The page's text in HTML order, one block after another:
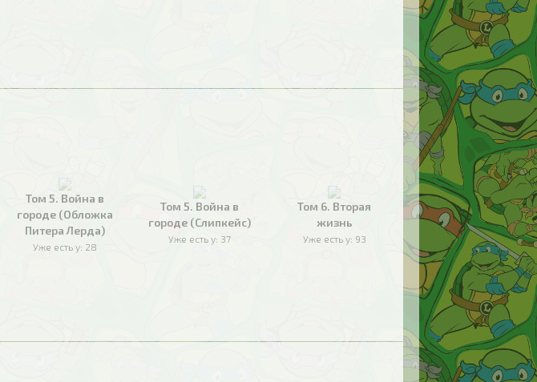
Том 5. Война в
городе (Обложка
Питера Лерда)
Уже есть у: 28
Том 5. Война в
городе (Слипкейс)
Уже есть у: 37
Том 6. Вторая
жизнь
Уже есть у: 93